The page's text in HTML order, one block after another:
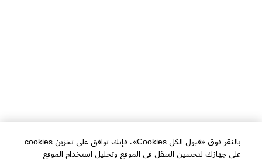
بالنقر فوق «قبول الكل Cookies»، فإنك توافق على تخزين cookies
على جهازك لتحسين التنقل في الموقع وتحليل استخدام الموقع